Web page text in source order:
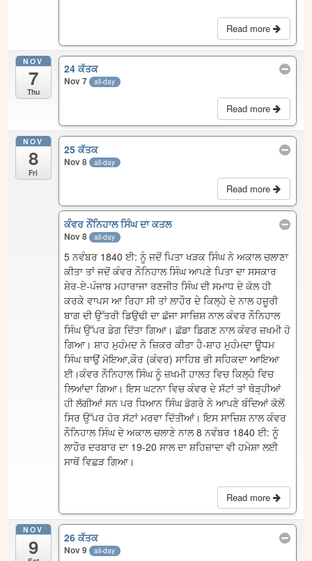
Read more
NOV
7
Thu
24 ਕੱਤਕ
Nov 7 all-day
Read more
NOV
8
Fri
25 ਕੱਤਕ
Nov 8 all-day
Read more
ਕੰਵਰ ਨੌਂਨਿਹਾਲ ਸਿੰਘ ਦਾ ਕਤਲ
Nov 8 all-day
5 ਨਵੰਬਰ 1840 ਈ: ਨੂੰ ਜਦੋਂ ਪਿਤਾ ਖੜਕ ਸਿੰਘ ਨੇ ਅਕਾਲ ਚਲਾਣਾ
ਕੀਤਾ ਤਾਂ ਜਦੋਂ ਕੰਵਰ ਨੌਨਿਹਾਲ ਸਿੰਘ ਆਪਣੇ ਪਿਤਾ ਦਾ ਸਸਕਾਰ
ਸ਼ੇਰ-ਏ-ਪੰਜਾਬ ਮਹਾਰਾਜਾ ਰਣਜੀਤ ਸਿੰਘ ਦੀ ਸਮਾਧ ਦੇ ਕੋਲ ਹੀ
ਕਰਕੇ ਵਾਪਸ ਆ ਰਿਹਾ ਸੀ ਤਾਂ ਲਾਹੌਰ ਦੇ ਕਿਲ੍ਹੇ ਦੇ ਨਾਲ ਹਜ਼ੂਰੀ
ਬਾਗ ਦੀ ਉੱਤਰੀ ਡਿਉਢੀ ਦਾ ਛੱਜਾ ਸਾਜ਼ਿਸ਼ ਨਾਲ ਕੰਵਰ ਨੌਨਿਹਾਲ
ਸਿੰਘ ਉੱਪਰ ਡੇਗ ਦਿੱਤਾ ਗਿਆ। ਛੱਡਾ ਡਿਗਣ ਨਾਲ ਕੰਵਰ ਜ਼ਖਮੀ ਹੋ
ਗਿਆ। ਸ਼ਾਹ ਮੁਹੰਮਦ ਨੇ ਜ਼ਿਕਰ ਕੀਤਾ ਹੈ-ਸ਼ਾਹ ਮੁਹੰਮਦਾ ਊਧਮ
ਸਿੰਘ ਥਾਉਂ ਮੋਇਆ,ਕੌਰ (ਕੰਵਰ) ਸਾਹਿਬ ਭੀ ਸਹਿਕਦਾ ਆਇਆ
ਈ।ਕੰਵਰ ਨੌਨਿਹਾਲ ਸਿੰਘ ਨੂੰ ਜ਼ਖਮੀ ਹਾਲਤ ਵਿਚ ਕਿਲ੍ਹੇ ਵਿਚ
ਲਿਆਂਦਾ ਗਿਆ। ਇਸ ਘਟਨਾ ਵਿਚ ਕੰਵਰ ਦੇ ਸੱਟਾਂ ਤਾਂ ਥੋੜ੍ਹੀਆਂ
ਹੀ ਲੱਗੀਆਂ ਸਨ ਪਰ ਧਿਆਨ ਸਿੰਘ ਡੋਗਰੇ ਨੇ ਆਪਣੇ ਬੰਦਿਆਂ ਕੋਲੋਂ
ਸਿਰ ਉੱਪਰ ਹੋਰ ਸੱਟਾਂ ਮਰਵਾ ਦਿੱਤੀਆਂ। ਇਸ ਸਾਜ਼ਿਸ਼ ਨਾਲ ਕੰਵਰ
ਨੌਨਿਹਾਲ ਸਿੰਘ ਦੇ ਅਕਾਲ ਚਲਾਣੇ ਨਾਲ 8 ਨਵੰਬਰ 1840 ਈ: ਨੂੰ
ਲਾਹੌਰ ਦਰਬਾਰ ਦਾ 19-20 ਸਾਲ ਦਾ ਸ਼ਹਿਜ਼ਾਦਾ ਵੀ ਹਮੇਸ਼ਾ ਲਈ
ਸਾਥੋਂ ਵਿਛੜ ਗਿਆ।
Read more
NOV
9 26 ਕੱਤਕ
Nov 9 all-day